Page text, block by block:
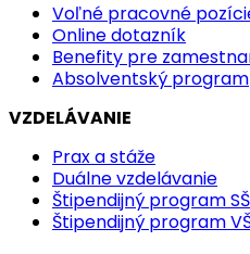
Voľné pracovné
Online dotazník
Benefity pre
Absolventský program
VZDELÁVANIE
Prax a stáže
Duálne vzdelávanie
Štipendijný program SŠ
Štipendijný program